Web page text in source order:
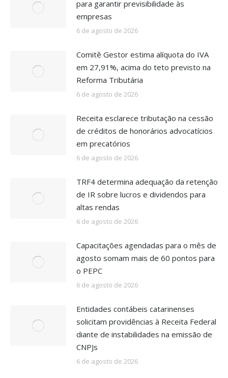
para garantir previsibilidade às
empresas
6 de agosto de 2026
Comitê Gestor estima alíquota do IVA
em 27,91%, acima do teto previsto na
Reforma Tributária
6 de agosto de 2026
Receita esclarece tributação na cessão
de créditos de honorários advocatícios
em precatórios
6 de agosto de 2026
TRF4 determina adequação da retenção
de IR sobre lucros e dividendos para
altas rendas
6 de agosto de 2026
Capacitações agendadas para o mês de
agosto somam mais de 60 pontos para
o PEPC
6 de agosto de 2026
Entidades contábeis catarinenses
solicitam providências à Receita Federal
diante de instabilidades na emissão de
CNPJs
6 de agosto de 2026